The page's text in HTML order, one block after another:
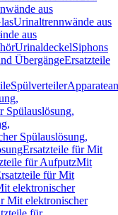
aus
Urinaltrennwände aus
aus
UrinaldeckelSiphons
ÜbergängeErsatzteile
Spülverteiler
Spülauslösung,
Spülauslösung,
Ersatzteile für Mit
für AufputzMit
für Mit
elektronischer
Mit elektronischer